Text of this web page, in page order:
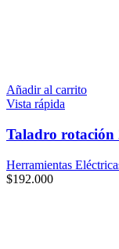
Añadir al carrito
Vista rápida
Taladro rotación
Herramientas
$192.000